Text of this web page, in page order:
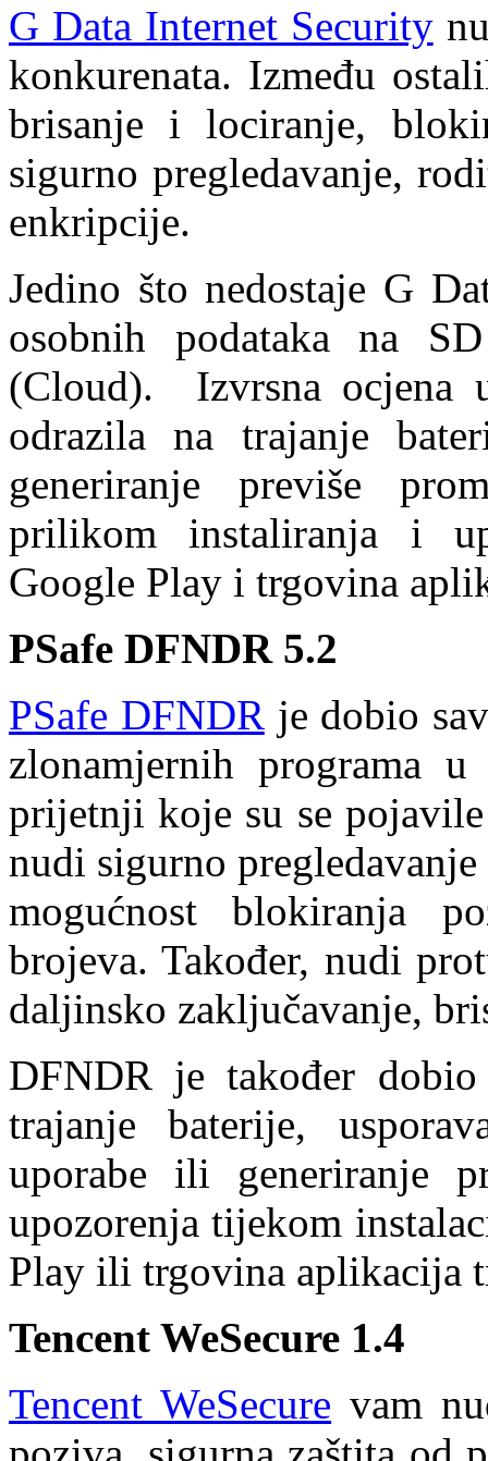
G Data Internet Security
konkurenata. Između
brisanje i lociranje,
sigurno pregledavanje,
enkripcije.
Jedino što nedostaje G
osobnih podataka na
(Cloud). Izvrsna ocjena
odrazila na trajanje
generiranje previše
prilikom instaliranja i
Google Play i trgovina
PSafe DFNDR 5.2
PSafe DFNDRje dobio
zlonamjernih programa
prijetnji koje su se
nudi sigurno
mogućnost blokiranja
brojeva. Također, nudi
daljinsko zaključavanje,
DFNDR je također
trajanje baterije,
uporabe ili generiranje
upozorenja tijekom
Play ili trgovina aplikacija
Tencent WeSecure 1.4
Tencent WeSecure vam